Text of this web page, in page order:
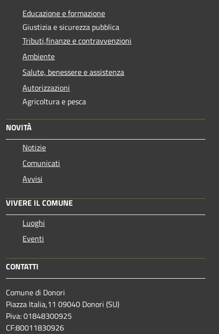
Educazione e formazione
Giustizia e sicurezza pubblica
Tributi,finanze e contravvenzioni
Ambiente
Salute, benessere e assistenza
Autorizzazioni
Agricoltura e pesca
NOVITÀ
Notizie
Comunicati
Avvisi
VIVERE IL COMUNE
Luoghi
Eventi
CONTATTI
Comune di Donori
Piazza Italia,11 09040 Donori (SU)
Piva: 01848300925
CF:80011830926